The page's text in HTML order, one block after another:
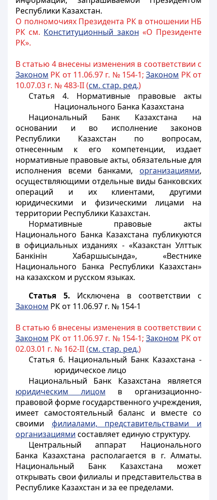
Республики Казахстан.
О полномочиях Президента РК в отношении НБ
РК см. Конституционный закон «О Президенте
РК».
В статью 4 внесены изменения в соответствии с
Законом РК от 11.06.97 г. № 154-1;Законом РК от
10.07.03 г. № 483-II (см. стар. ред.)
Статья 4. Нормативные правовые акты
Национального Банка Казахстана
Национальный Банк Казахстана на
основании и во исполнение законов
Республики Казахстан по вопросам,
отнесенным к его компетенции, издает
нормативные правовые акты, обязательные для
исполнения всеми банками, организациями,
осуществляющими отдельные виды банковских
операций и их клиентами, другими
юридическими и физическими лицами на
территории Республики Казахстан.
Нормативные правовые акты
Национального Банка Казахстана публикуются
в официальных изданиях - «Казакстан Улттык
Банкінін Хабаршысында», «Вестнике
Национального Банка Республики Казахстан»
на казахском и русском языках.
Статья 5. Исключена в соответствии с
Законом РК от 11.06.97 г. № 154-1
В статью 6 внесены изменения в соответствии с
Законом РК от 11.06.97 г. № 154-1;Законом РК от
02.03.01 г. № 162-II (см. стар. ред.)
Статья 6. Национальный Банк Казахстана -
юридическое лицо
Национальный Банк Казахстана является
юридическим лицом в организационно-
правовой форме государственного учреждения,
имеет самостоятельный баланс и вместе со
своими филиалами, представительствами и
организациями составляет единую структуру.
Центральный аппарат Национального
Банка Казахстана располагается в г. Алматы.
Национальный Банк Казахстана может
открывать свои филиалы и представительства в
Республике Казахстан и за ее пределами.